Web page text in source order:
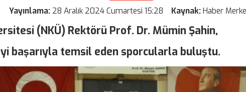
Yayınlama: 28 Aralık 2024 Cumartesi 15:28 Kaynak:Haber
(NKÜ) Rektörü Prof. Dr. Mümin Şahin,
başarıyla temsil eden sporcularla buluştu.